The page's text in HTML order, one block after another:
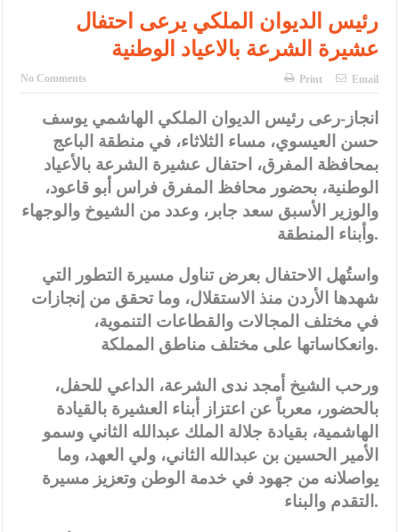
العلم
الملك يلتقي مجموعة من رفاق السلاح
القاضي محمود أحمد فريحات.. مبارك ومزيدا من التوفيق
رئيس الديوان الملكي يرعى احتفال
عشيرة الشرعة بالاعياد الوطنية
No Comments Print Email
انجاز-رعى رئيس الديوان الملكي الهاشمي يوسف
حسن العيسوي، مساء الثلاثاء، في منطقة الباعج
بمحافظة المفرق، احتفال عشيرة الشرعة بالأعياد
الوطنية، بحضور محافظ المفرق فراس أبو قاعود،
والوزير الأسبق سعد جابر، وعدد من الشيوخ والوجهاء
وأبناء المنطقة.
واستُهل الاحتفال بعرض تناول مسيرة التطور التي
شهدها الأردن منذ الاستقلال، وما تحقق من إنجازات
في مختلف المجالات والقطاعات التنموية،
وانعكاساتها على مختلف مناطق المملكة.
ورحب الشيخ أمجد ندى الشرعة، الداعي للحفل،
بالحضور، معرباً عن اعتزاز أبناء العشيرة بالقيادة
الهاشمية، بقيادة جلالة الملك عبدالله الثاني وسمو
الأمير الحسين بن عبدالله الثاني، ولي العهد، وما
يواصلانه من جهود في خدمة الوطن وتعزيز مسيرة
التقدم والبناء.